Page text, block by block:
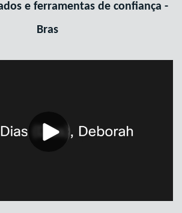
e ferramentas de confiança -
Bras